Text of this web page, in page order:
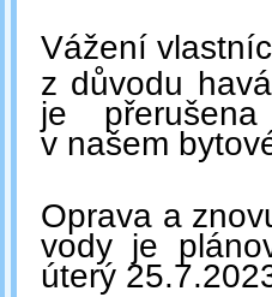
Vážení
z důvodu
je
v našem
Oprava a
vody je
úterý